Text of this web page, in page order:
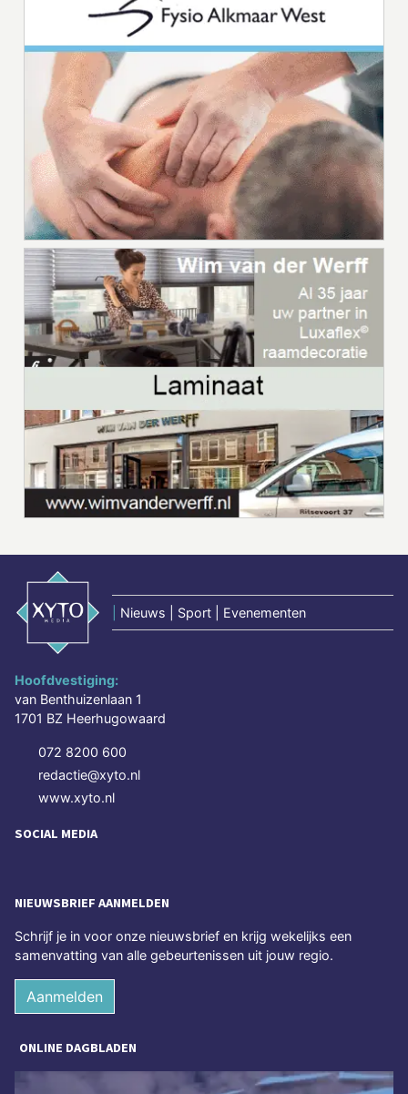
Nieuws | Sport | Evenementen
Hoofdvestiging:
van Benthuizenlaan 1
1701 BZ Heerhugowaard
072 8200 600
redactie@xyto.nl
www.xyto.nl
SOCIAL MEDIA
NIEUWSBRIEF AANMELDEN
Schrijf je in voor onze nieuwsbrief en krijg wekelijks een
samenvatting van alle gebeurtenissen uit jouw regio.
Aanmelden
ONLINE DAGBLADEN